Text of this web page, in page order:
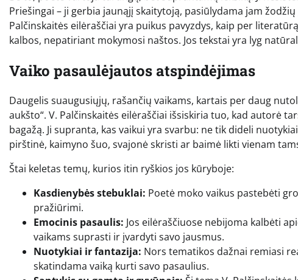
Priešingai – ji gerbia jaunąjį skaitytoją, pasiūlydama jam
Palčinskaitės eilėraščiai yra puikus pavyzdys, kaip per
kalbos, nepatiriant mokymosi naštos. Jos tekstai yra lyg
Vaiko pasaulėjautos atspindėjimas
Daugelis suaugusiųjų, rašančių vaikams, kartais per daug
aukšto“. V. Palčinskaitės eilėraščiai išsiskiria tuo, kad autorė
bagažą. Ji supranta, kas vaikui yra svarbu: ne tik dideli
pirštinė, kaimyno šuo, svajonė skristi ar baimė likti vienam
Štai keletas temų, kurios itin ryškios jos kūryboje:
Kasdienybės stebuklai: Poetė moko vaikus pastebėti
pražiūrimi.
Emocinis pasaulis: Jos eilėraščiuose nebijoma kalbėti
vaikams suprasti ir įvardyti savo jausmus.
Nuotykiai ir fantazija: Nors tematikos dažnai remiasi
skatindama vaiką kurti savo pasaulius.